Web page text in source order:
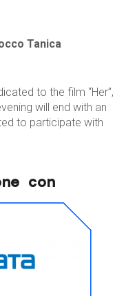
Tanica
to the film “Her”,
will end with an
to participate with
con